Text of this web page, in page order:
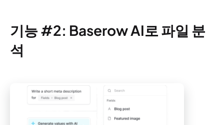
기능 #2: Baserow AI로 파일 분
석